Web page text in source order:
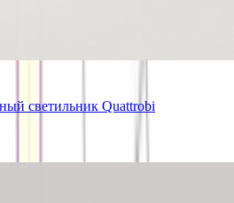
светильник Quattrobi